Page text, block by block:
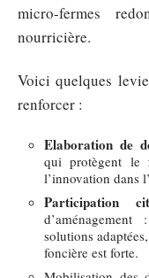
micro-fermes
nourricière.
Voici quelques
renforcer :
Elaboration de
qui protègent le
l’innovation dans
Participation
solutions
foncière est forte.